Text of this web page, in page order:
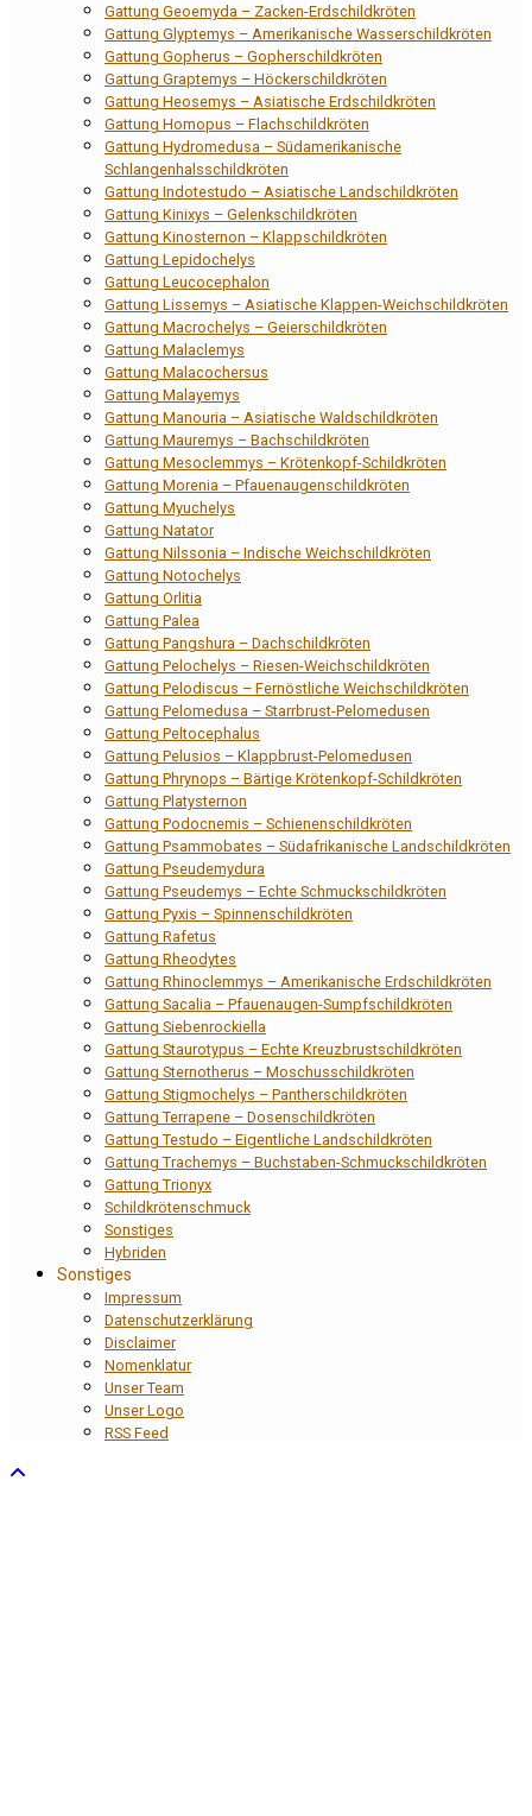
Gattung Geoemyda – Zacken-Erdschildkröten
Gattung Glyptemys – Amerikanische Wasserschildkröten
Gattung Gopherus – Gopherschildkröten
Gattung Graptemys – Höckerschildkröten
Gattung Heosemys – Asiatische Erdschildkröten
Gattung Homopus – Flachschildkröten
Gattung Hydromedusa – Südamerikanische
Schlangenhalsschildkröten
Gattung Indotestudo – Asiatische Landschildkröten
Gattung Kinixys – Gelenkschildkröten
Gattung Kinosternon – Klappschildkröten
Gattung Lepidochelys
Gattung Leucocephalon
Gattung Lissemys – Asiatische Klappen-Weichschildkröten
Gattung Macrochelys – Geierschildkröten
Gattung Malaclemys
Gattung Malacochersus
Gattung Malayemys
Gattung Manouria – Asiatische Waldschildkröten
Gattung Mauremys – Bachschildkröten
Gattung Mesoclemmys – Krötenkopf-Schildkröten
Gattung Morenia – Pfauenaugenschildkröten
Gattung Myuchelys
Gattung Natator
Gattung Nilssonia – Indische Weichschildkröten
Gattung Notochelys
Gattung Orlitia
Gattung Palea
Gattung Pangshura – Dachschildkröten
Gattung Pelochelys – Riesen-Weichschildkröten
Gattung Pelodiscus – Fernöstliche Weichschildkröten
Gattung Pelomedusa – Starrbrust-Pelomedusen
Gattung Peltocephalus
Gattung Pelusios – Klappbrust-Pelomedusen
Gattung Phrynops – Bärtige Krötenkopf-Schildkröten
Gattung Platysternon
Gattung Podocnemis – Schienenschildkröten
Gattung Psammobates – Südafrikanische Landschildkröten
Gattung Pseudemydura
Gattung Pseudemys – Echte Schmuckschildkröten
Gattung Pyxis – Spinnenschildkröten
Gattung Rafetus
Gattung Rheodytes
Gattung Rhinoclemmys – Amerikanische Erdschildkröten
Gattung Sacalia – Pfauenaugen-Sumpfschildkröten
Gattung Siebenrockiella
Gattung Staurotypus – Echte Kreuzbrustschildkröten
Gattung Sternotherus – Moschusschildkröten
Gattung Stigmochelys – Pantherschildkröten
Gattung Terrapene – Dosenschildkröten
Gattung Testudo – Eigentliche Landschildkröten
Gattung Trachemys – Buchstaben-Schmuckschildkröten
Gattung Trionyx
Schildkrötenschmuck
Sonstiges
Hybriden
Sonstiges
Impressum
Datenschutzerklärung
Disclaimer
Nomenklatur
Unser Team
Unser Logo
RSS Feed